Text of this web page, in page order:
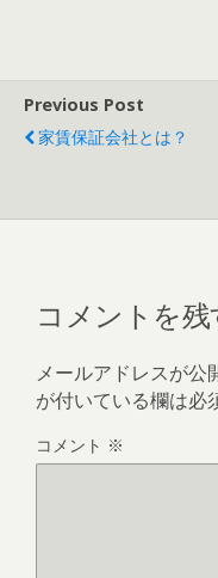
Previous Post
家賃保証会社とは？
コメントを残
メールアドレスが公
が付いている欄は必
コメント ※